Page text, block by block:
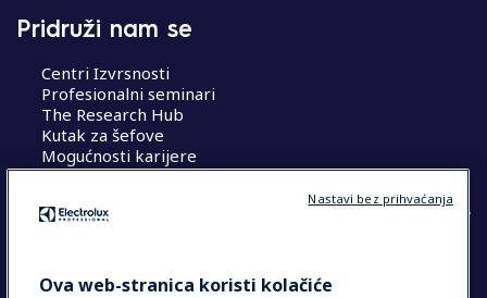
Pridruži nam se
Centri Izvrsnosti
Profesionalni seminari
The Research Hub
Kutak za šefove
Mogućnosti karijere
COUNTRY AND LANGUAGE
Ova web-stranica koristi kolačiće
Nastavi bez prihvaćanja